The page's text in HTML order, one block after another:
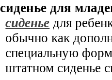
сиденье для
сиденье для
обычно как
специальную
штатном сиденье